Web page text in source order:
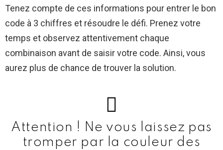
Tenez compte de ces informations pour entrer le bon
code à 3 chiffres et résoudre le défi. Prenez votre
temps et observez attentivement chaque
combinaison avant de saisir votre code. Ainsi, vous
aurez plus de chance de trouver la solution.
Attention ! Ne vous laissez pas
tromper par la couleur des